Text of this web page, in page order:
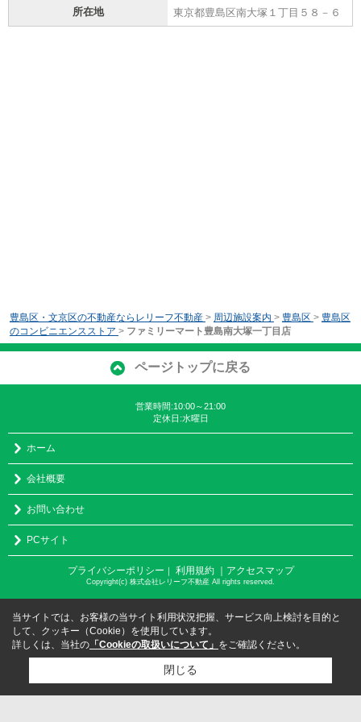
所在地 東京都豊島区南大塚１丁目５８－６
豊島区・文京区の不動産ならレリーフ不動産 > 周辺施設案内 > 豊島区 > 豊島区
のコンビニエンスストア > ファミリーマート豊島南大塚一丁目店
ページトップに戻る
営業時間:10:00～21:00
定休日:水曜日
ホーム
会社概要
お問い合わせ
PCサイト
プライバシーポリシー ｜ 利用規約 ｜アクセスマップ
Copyright(c) 株式会社レリーフ不動産 All rights reserved.
当サイトでは、お客様の当サイト利用状況把握、サービス向上検討を目的と
して、クッキー（Cookie）を使用しています。
詳しくは、当社の 「Cookieの取扱いについて」 をご確認ください。
閉じる